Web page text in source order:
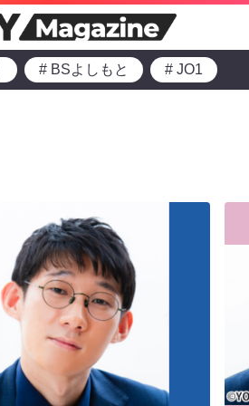
# BSよしもと # JO1